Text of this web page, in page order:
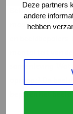
Deze partners
andere
hebben
Bekijk de
maakt! De
en
oproept? De
bepalen het